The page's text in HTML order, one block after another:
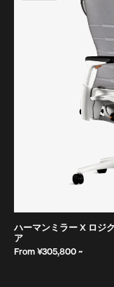
ハーマンミラー X ロジ
ア
From ¥305,800 ~